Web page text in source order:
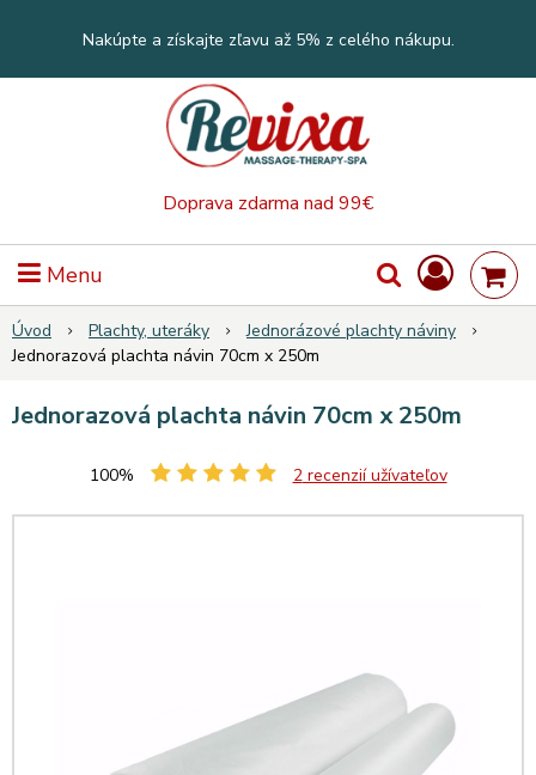
Doprava zdarma nad 99€
Nakúpte a získajte zľavu až 5% z celého nákupu.
Menu
Úvod Plachty, uteráky
Jednorázové plachty náviny
Jednorazová plachta návin 70cm x 250m
Jednorazová plachta návin 70cm x 250m
100% 2recenzií užívateľov